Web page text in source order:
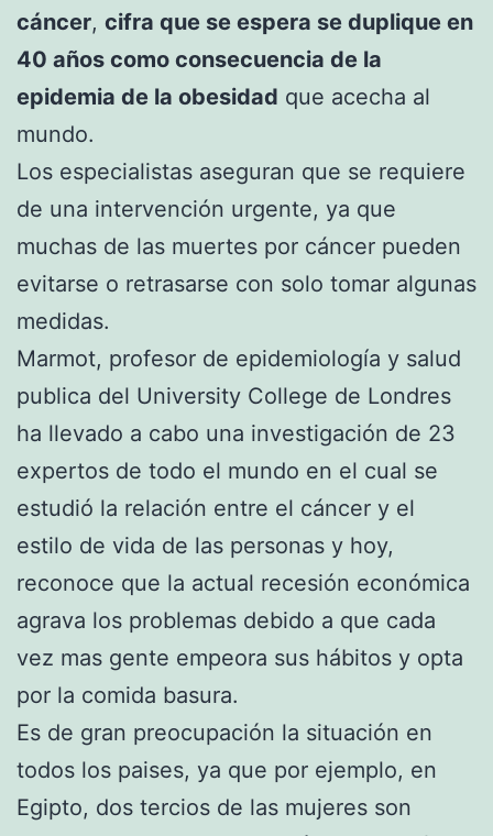
cáncer, cifra que se espera se duplique en
40 años como consecuencia de la
epidemia de la obesidad que acecha al
mundo.
Los especialistas aseguran que se requiere
de una intervención urgente, ya que
muchas de las muertes por cáncer pueden
evitarse o retrasarse con solo tomar algunas
medidas.
Marmot, profesor de epidemiología y salud
publica del University College de Londres
ha llevado a cabo una investigación de 23
expertos de todo el mundo en el cual se
estudió la relación entre el cáncer y el
estilo de vida de las personas y hoy,
reconoce que la actual recesión económica
agrava los problemas debido a que cada
vez mas gente empeora sus hábitos y opta
por la comida basura.
Es de gran preocupación la situación en
todos los paises, ya que por ejemplo, en
Egipto, dos tercios de las mujeres son